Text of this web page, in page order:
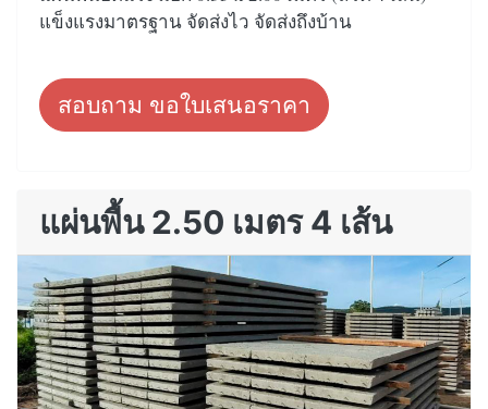
แข็งแรงมาตรฐาน จัดส่งไว จัดส่งถึงบ้าน
สอบถาม ขอใบเสนอราคา
แผ่นพื้น 2.50 เมตร 4 เส้น